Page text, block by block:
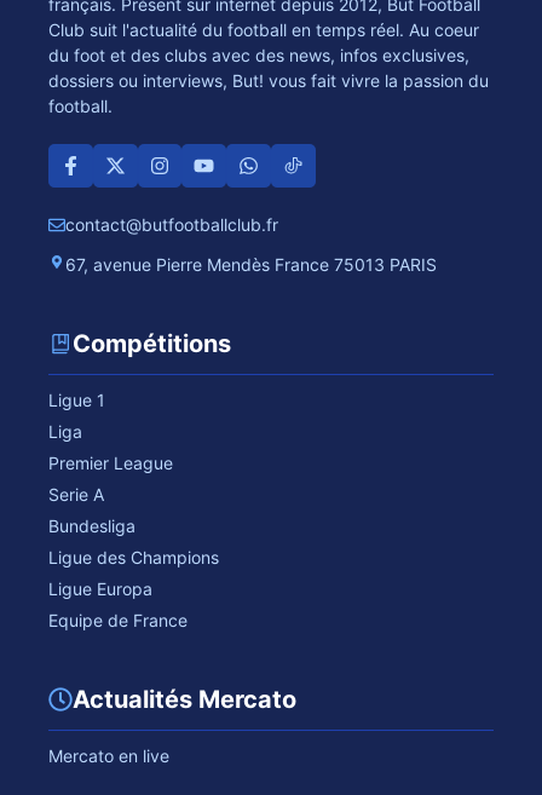
Club suit l'actualité du football en temps réel. Au coeur
du foot et des clubs avec des news, infos exclusives,
dossiers ou interviews, But! vous fait vivre la passion du
football.
contact@butfootballclub.fr
67, avenue Pierre Mendès France 75013 PARIS
Compétitions
Ligue 1
Liga
Premier League
Serie A
Bundesliga
Ligue des Champions
Ligue Europa
Equipe de France
Actualités Mercato
Mercato en live